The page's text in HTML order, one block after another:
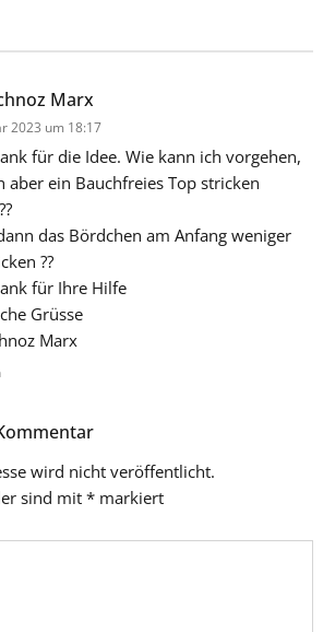
Marx
2023 um 18:17
für die Idee. Wie kann ich vorgehen,
aber ein Bauchfreies Top stricken
das Bördchen am Anfang weniger
??
für Ihre Hilfe
Grüsse
Marx
wird nicht veröffentlicht.
sind mit * markiert